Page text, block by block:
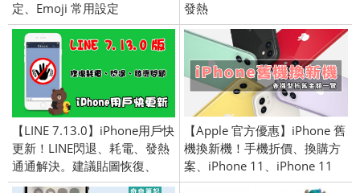
定、Emoji 常用設定 發熱
【LINE 7.13.0】iPhone用戶快
更新！LINE閃退、耗電、發熱
通通解決。建議貼圖恢復、
iPhone／iOS限定
【Apple 官方優惠】iPhone 舊
機換新機！手機折價、換購方
案、iPhone 11、iPhone 11
Pro、iPhone 11 Pro Max、舊